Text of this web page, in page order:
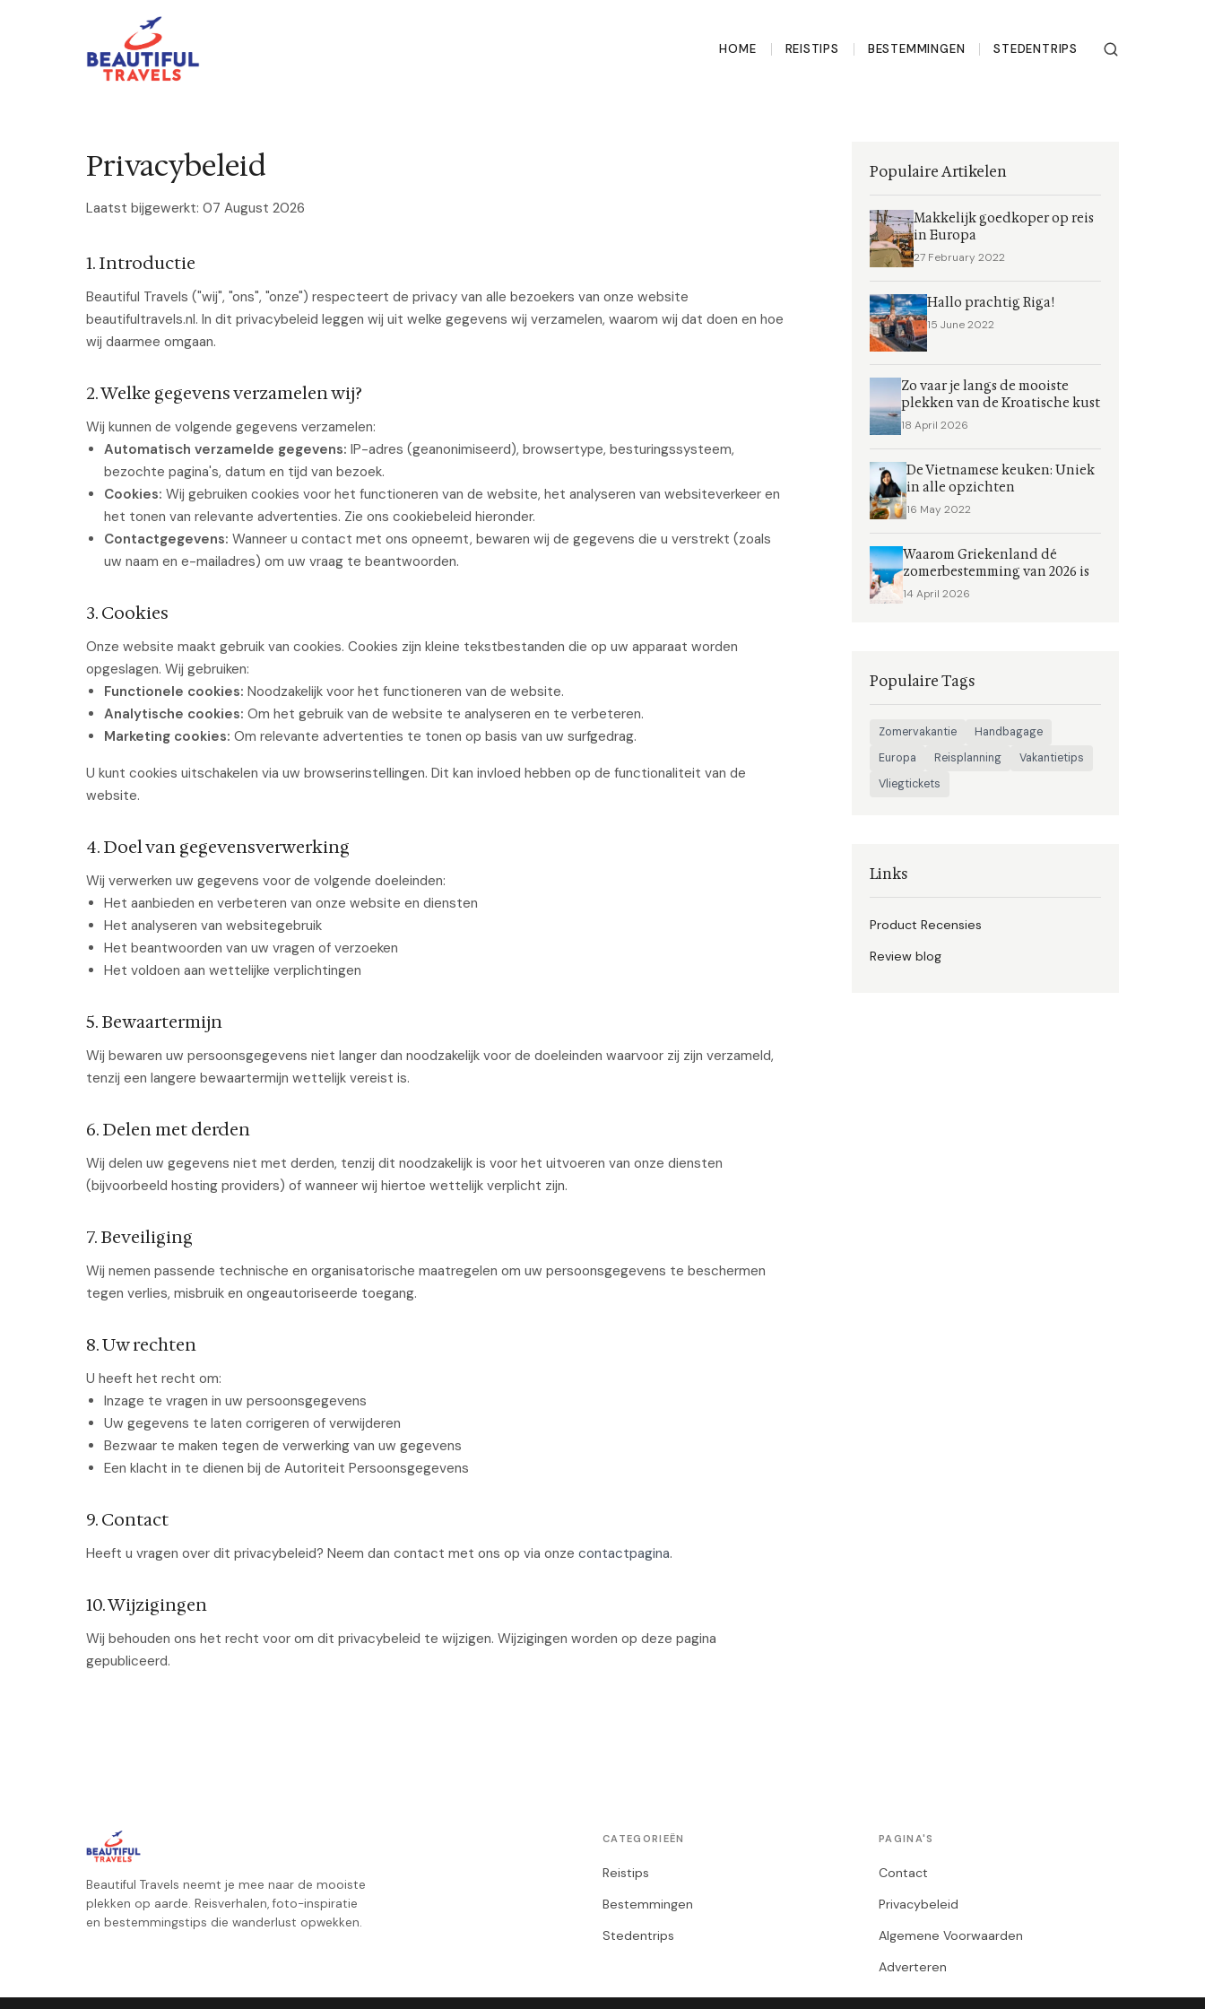
HOME REISTIPS BESTEMMINGEN STEDENTRIPS
Privacybeleid
Laatst bijgewerkt: 07 August 2026
1. Introductie
Beautiful Travels ("wij", "ons", "onze") respecteert de privacy van alle bezoekers van onze website
beautifultravels.nl. In dit privacybeleid leggen wij uit welke gegevens wij verzamelen, waarom wij dat doen en hoe
wij daarmee omgaan.
2. Welke gegevens verzamelen wij?
Wij kunnen de volgende gegevens verzamelen:
Automatisch verzamelde gegevens: IP-adres (geanonimiseerd), browsertype, besturingssysteem,
bezochte pagina's, datum en tijd van bezoek.
Cookies: Wij gebruiken cookies voor het functioneren van de website, het analyseren van websiteverkeer en
het tonen van relevante advertenties. Zie ons cookiebeleid hieronder.
Contactgegevens: Wanneer u contact met ons opneemt, bewaren wij de gegevens die u verstrekt (zoals
uw naam en e-mailadres) om uw vraag te beantwoorden.
3. Cookies
Onze website maakt gebruik van cookies. Cookies zijn kleine tekstbestanden die op uw apparaat worden
opgeslagen. Wij gebruiken:
Functionele cookies: Noodzakelijk voor het functioneren van de website.
Analytische cookies: Om het gebruik van de website te analyseren en te verbeteren.
Marketing cookies: Om relevante advertenties te tonen op basis van uw surfgedrag.
U kunt cookies uitschakelen via uw browserinstellingen. Dit kan invloed hebben op de functionaliteit van de
website.
4. Doel van gegevensverwerking
Wij verwerken uw gegevens voor de volgende doeleinden:
Het aanbieden en verbeteren van onze website en diensten
Het analyseren van websitegebruik
Het beantwoorden van uw vragen of verzoeken
Het voldoen aan wettelijke verplichtingen
5. Bewaartermijn
Wij bewaren uw persoonsgegevens niet langer dan noodzakelijk voor de doeleinden waarvoor zij zijn verzameld,
tenzij een langere bewaartermijn wettelijk vereist is.
6. Delen met derden
Wij delen uw gegevens niet met derden, tenzij dit noodzakelijk is voor het uitvoeren van onze diensten
(bijvoorbeeld hosting providers) of wanneer wij hiertoe wettelijk verplicht zijn.
7. Beveiliging
Wij nemen passende technische en organisatorische maatregelen om uw persoonsgegevens te beschermen
tegen verlies, misbruik en ongeautoriseerde toegang.
8. Uw rechten
U heeft het recht om:
Inzage te vragen in uw persoonsgegevens
Uw gegevens te laten corrigeren of verwijderen
Bezwaar te maken tegen de verwerking van uw gegevens
Een klacht in te dienen bij de Autoriteit Persoonsgegevens
9. Contact
Heeft u vragen over dit privacybeleid? Neem dan contact met ons op via onze contactpagina.
10. Wijzigingen
Wij behouden ons het recht voor om dit privacybeleid te wijzigen. Wijzigingen worden op deze pagina
gepubliceerd.
Populaire Artikelen
Makkelijk goedkoper op reis
in Europa
27 February 2022
Hallo prachtig Riga!
15 June 2022
Zo vaar je langs de mooiste
plekken van de Kroatische kust
18 April 2026
De Vietnamese keuken: Uniek
in alle opzichten
16 May 2022
Waarom Griekenland dé
zomerbestemming van 2026 is
14 April 2026
Populaire Tags
Zomervakantie
Handbagage
Europa
Reisplanning
Vakantietips
Vliegtickets
Links
Product Recensies
Review blog
Beautiful Travels neemt je mee naar de mooiste
plekken op aarde. Reisverhalen, foto-inspiratie
en bestemmingstips die wanderlust opwekken.
CATEGORIEËN
Reistips
Bestemmingen
Stedentrips
PAGINA'S
Contact
Privacybeleid
Algemene Voorwaarden
Adverteren